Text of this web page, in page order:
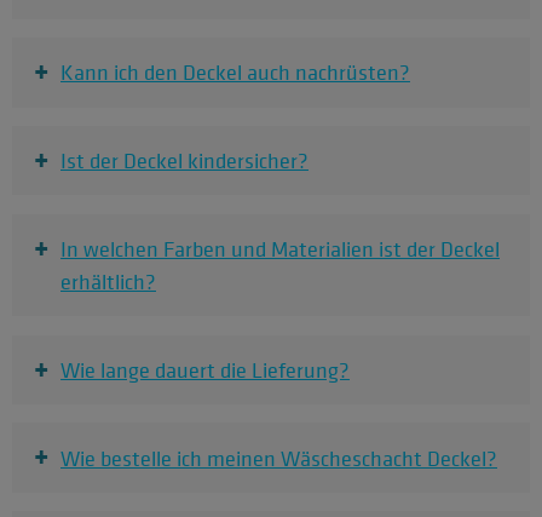
+ Kann ich den Deckel auch nachrüsten?
+ Ist der Deckel kindersicher?
+ In welchen Farben und Materialien ist der Deckel
erhältlich?
+ Wie lange dauert die Lieferung?
+ Wie bestelle ich meinen Wäscheschacht Deckel?